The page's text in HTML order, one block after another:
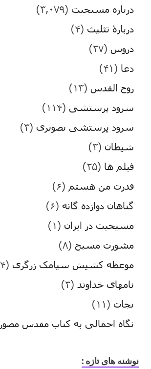
درباره مسیحیت (۳,۰۷۹)
دربارۀ تثلیث (۴)
دروس (۳۷)
دعا (۴۱)
روح القدس (۱۳)
سرود پرستشی (۱۱۴)
سرود پرستشی تصویری (۳)
شیطان (۳)
فیلم ها (۲۵)
قدرت من هستم (۶)
گناهان دوازده گانه (۶)
مسیحیت در ایران (۱)
مشورت مسیح (۸)
موعظه کشیش سیامک زرگری (۱۴)
نامهای خداوند (۳)
نجات (۱۱)
نگاه اجمالی به کتاب مقدس مصور
نوشنه های تازه :